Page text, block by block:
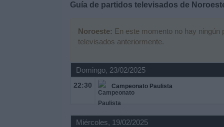
Guía de partidos televisados de
Noroeste: En este momento no hay ningún
televisados anteriormente.
Domingo, 23/02/2025
22:30 Campeonato Paulista
Miércoles, 19/02/2025